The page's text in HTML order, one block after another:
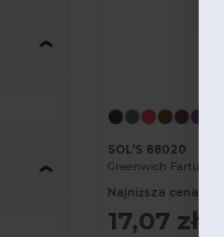
SOL'S 88020
Greenwich Fartuch
Najniższa cena:
17,07 zł